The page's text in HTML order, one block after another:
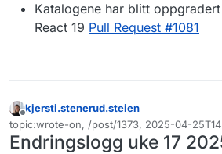
Katalogene har blitt
React 19 Pull Request #1081
Frakoblet
kjersti.stenerud.steien
topic:wrote-on, /post/1373, 2025-04-
Sist endret av
Endringslogg uke 17